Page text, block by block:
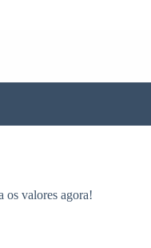
os valores agora!